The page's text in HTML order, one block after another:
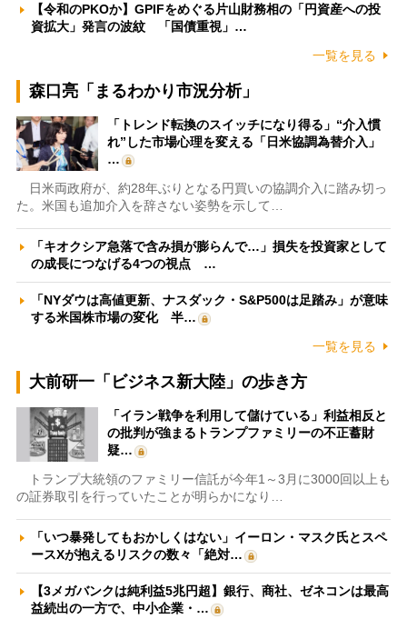
【令和のPKOか】GPIFをめぐる片山財務相の「円資産への投
資拡大」発言の波紋 「国債重視」…
一覧を見る
森口亮「まるわかり市況分析」
「トレンド転換のスイッチになり得る」“介入慣
れ”した市場心理を変える「日米協調為替介入」
…
日米両政府が、約28年ぶりとなる円買いの協調介入に踏み切っ
た。米国も追加介入を辞さない姿勢を示して…
「キオクシア急落で含み損が膨らんで…」損失を投資家として
の成長につなげる4つの視点 …
「NYダウは高値更新、ナスダック・S&P500は足踏み」が意味
する米国株市場の変化 半…
一覧を見る
大前研一「ビジネス新大陸」の歩き方
「イラン戦争を利用して儲けている」利益相反と
の批判が強まるトランプファミリーの不正蓄財
疑…
トランプ大統領のファミリー信託が今年1～3月に3000回以上も
の証券取引を行っていたことが明らかになり…
「いつ暴発してもおかしくはない」イーロン・マスク氏とスペ
ースXが抱えるリスクの数々「絶対…
【3メガバンクは純利益5兆円超】銀行、商社、ゼネコンは最高
益続出の一方で、中小企業・…